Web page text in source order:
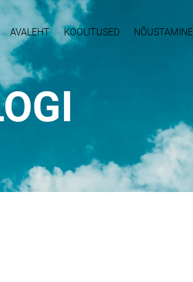
AVALEHT KOOLITUSED NÕUSTAMINE